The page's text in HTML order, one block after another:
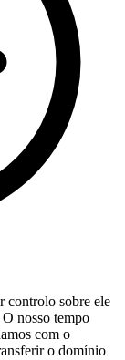
controlo sobre ele
nosso tempo
com o
o domínio